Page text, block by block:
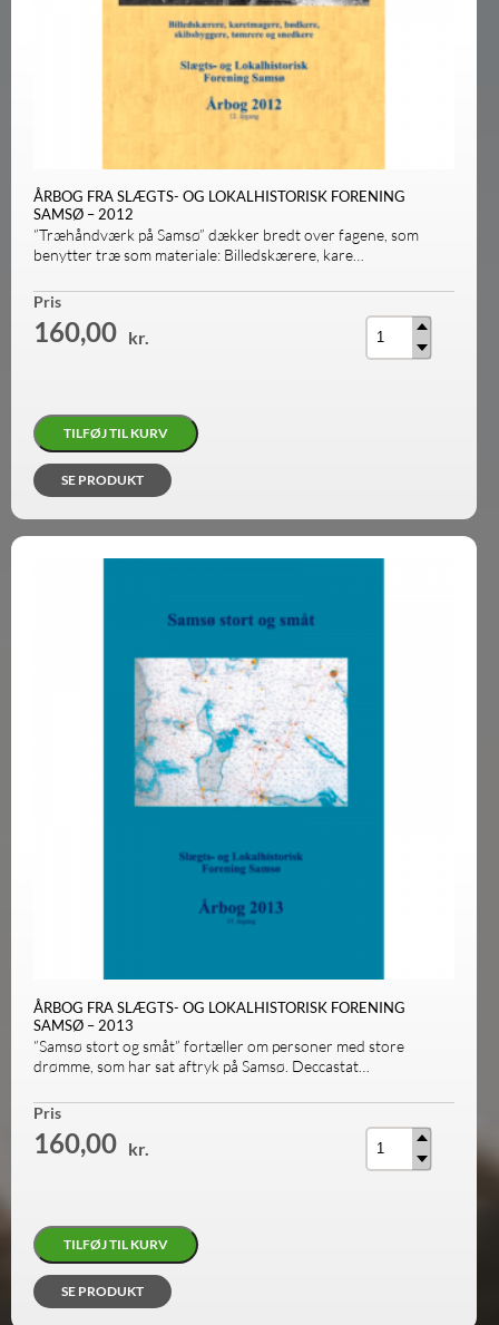
ÅRBOG FRA SLÆGTS- OG LOKALHISTORISK FORENING
SAMSØ – 2012
”Træhåndværk på Samsø” dækker bredt over fagene, som
benytter træ som materiale: Billedskærere, kare…
Pris
160,00 kr.
TILFØJ TIL KURV
SE PRODUKT
ÅRBOG FRA SLÆGTS- OG LOKALHISTORISK FORENING
SAMSØ – 2013
”Samsø stort og småt” fortæller om personer med store
drømme, som har sat aftryk på Samsø. Deccastat…
Pris
160,00 kr.
TILFØJ TIL KURV
SE PRODUKT